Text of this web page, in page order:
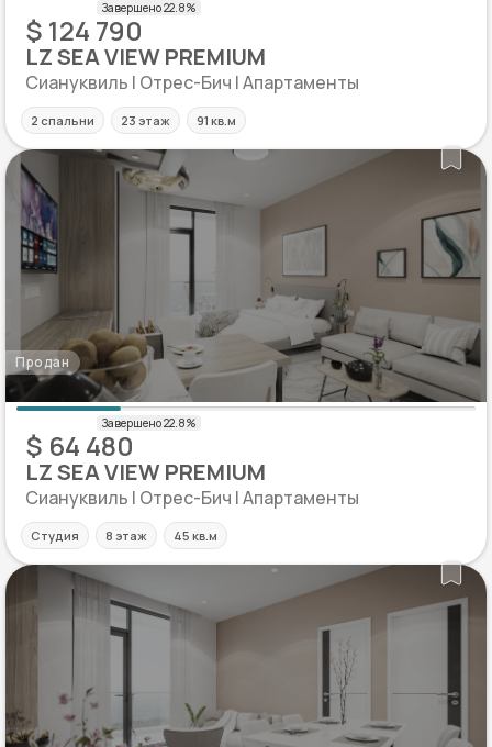
$ 124 790
LZ SEA VIEW PREMIUM
Сиануквиль | Отрес-Бич | Апартаменты
2 спальни 23 этаж 91 кв.м
Продан
$ 64 480
LZ SEA VIEW PREMIUM
Сиануквиль | Отрес-Бич | Апартаменты
Студия 8 этаж 45 кв.м